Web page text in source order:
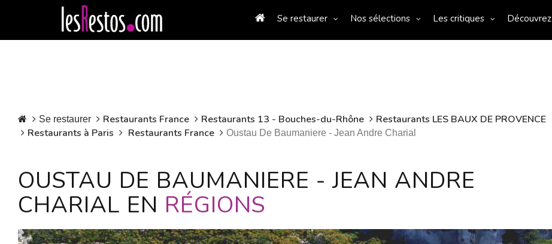
Se restaurer Nos sélections Les critiques Découvrez
Se restaurer Restaurants France Restaurants 13 - Bouches-du-Rhône
Restaurants LES BAUX DE PROVENCE
Restaurants à Paris
Restaurants France Oustau De Baumaniere - Jean Andre Charial
OUSTAU DE BAUMANIERE - JEAN ANDRE
CHARIAL EN RÉGIONS